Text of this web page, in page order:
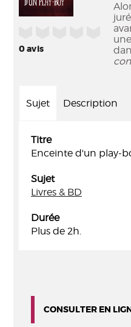
0avis
Sujet Description
Titre
Enceinte d'un play-
Sujet
Livres & BD
Durée
Plus de 2h.
CONSULTER EN